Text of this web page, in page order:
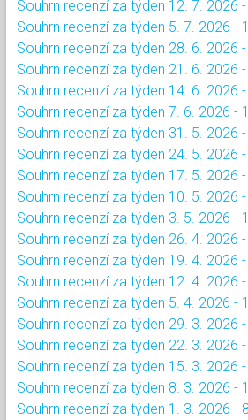
Souhrn recenzí za týden 12. 7. 2026 -
Souhrn recenzí za týden 5. 7. 2026 -
Souhrn recenzí za týden 28. 6. 2026 -
Souhrn recenzí za týden 21. 6. 2026 -
Souhrn recenzí za týden 14. 6. 2026 -
Souhrn recenzí za týden 7. 6. 2026 -
Souhrn recenzí za týden 31. 5. 2026 -
Souhrn recenzí za týden 24. 5. 2026 -
Souhrn recenzí za týden 17. 5. 2026 -
Souhrn recenzí za týden 10. 5. 2026 -
Souhrn recenzí za týden 3. 5. 2026 -
Souhrn recenzí za týden 26. 4. 2026 -
Souhrn recenzí za týden 19. 4. 2026 -
Souhrn recenzí za týden 12. 4. 2026 -
Souhrn recenzí za týden 5. 4. 2026 -
Souhrn recenzí za týden 29. 3. 2026 -
Souhrn recenzí za týden 22. 3. 2026 -
Souhrn recenzí za týden 15. 3. 2026 -
Souhrn recenzí za týden 8. 3. 2026 -
Souhrn recenzí za týden 1. 3. 2026 - 8.